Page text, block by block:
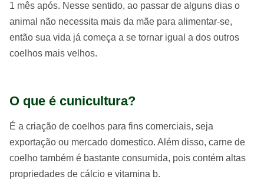
1 mês após. Nesse sentido, ao passar de alguns dias o
animal não necessita mais da mãe para alimentar-se,
então sua vida já começa a se tornar igual a dos outros
coelhos mais velhos.
O que é cunicultura?
É a criação de coelhos para fins comerciais, seja
exportação ou mercado domestico. Além disso, carne de
coelho também é bastante consumida, pois contém altas
propriedades de cálcio e vitamina b.